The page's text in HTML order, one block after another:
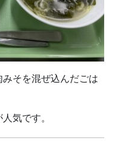
そを混ぜ込んだごは
気です。